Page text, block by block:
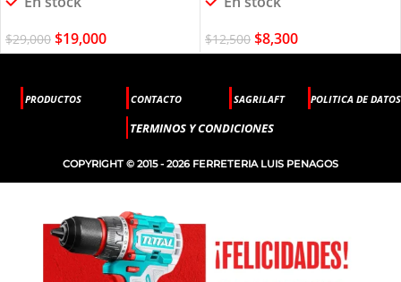
$29,000 $19,000 $12,500 $8,300
PRODUCTOS CONTACTO SAGRILAFT POLITICA DE DATOS
TERMINOS Y CONDICIONES
COPYRIGHT © 2015 - 2026 FERRETERIA LUIS PENAGOS